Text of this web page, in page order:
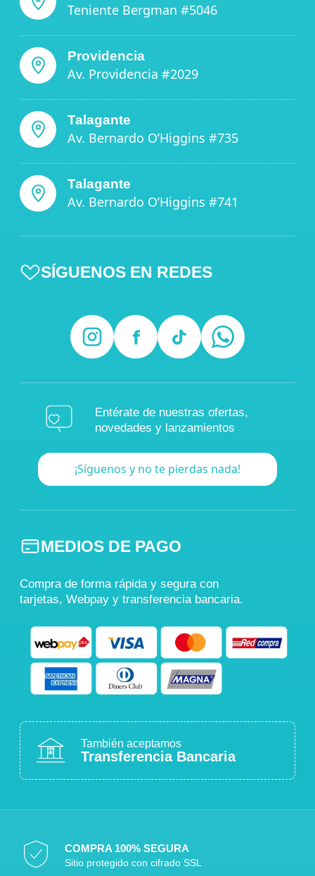
Teniente Bergman #5046
Providencia
Av. Providencia #2029
Talagante
Av. Bernardo O’Higgins #735
Talagante
Av. Bernardo O’Higgins #741
SÍGUENOS EN REDES
Entérate de nuestras ofertas,
novedades y lanzamientos
¡Síguenos y no te pierdas nada!
MEDIOS DE PAGO
Compra de forma rápida y segura con
tarjetas, Webpay y transferencia bancaria.
También aceptamos
Transferencia Bancaria
COMPRA 100% SEGURA
Sitio protegido con cifrado SSL